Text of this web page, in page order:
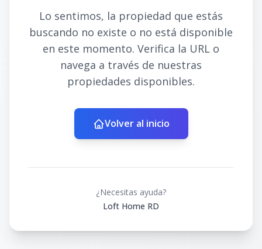
Lo sentimos, la propiedad que estás
buscando no existe o no está disponible
en este momento. Verifica la URL o
navega a través de nuestras
propiedades disponibles.
Volver al inicio
¿Necesitas ayuda?
Loft Home RD